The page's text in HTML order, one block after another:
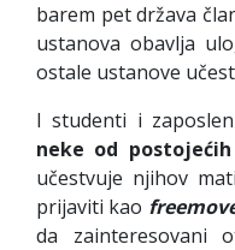
barem pet država
ustanova obavlja
ostale ustanove
I studenti i
neke od postojećih
učestvuje njihov
prijaviti kao
da zainteresovani